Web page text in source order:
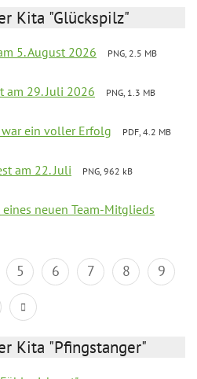
Kita "Glückspilz"
5. August 2026
PNG, 2.5 MB
am 29. Juli 2026
PNG, 1.3 MB
ein voller Erfolg
PDF, 4.2 MB
am 22. Juli
PNG, 962 kB
neuen Team-Mitglieds
5 6 7 8
9
Kita "Pfingstanger"